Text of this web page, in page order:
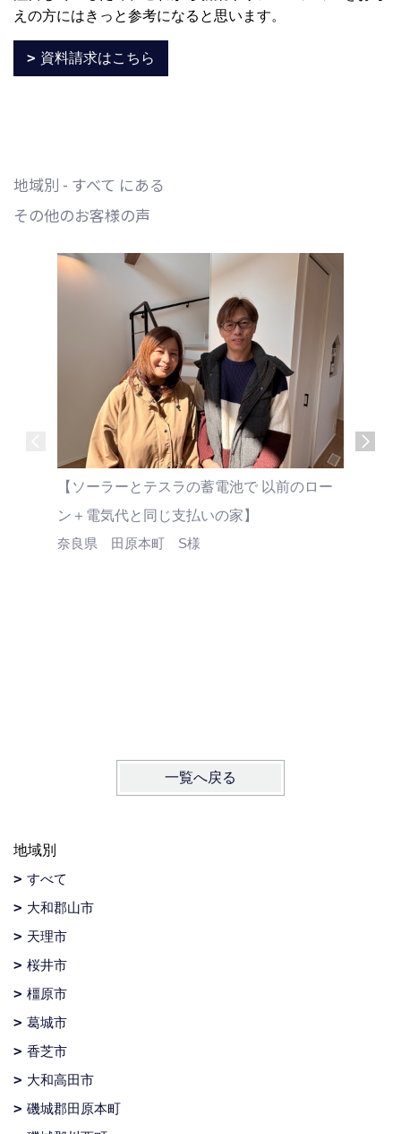
えの方にはきっと参考になると思います。
資料請求はこちら
地域別 - すべて にある
その他のお客様の声
【ソーラーとテスラの蓄電池で 以前のロー
ン＋電気代と同じ支払いの家】
奈良県 田原本町 S様
一覧へ戻る
地域別
すべて
大和郡山市
天理市
桜井市
橿原市
葛城市
香芝市
大和高田市
磯城郡田原本町